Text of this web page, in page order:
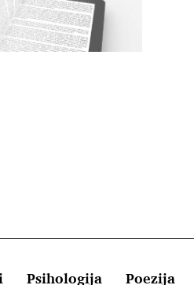
Psihologija Poezija